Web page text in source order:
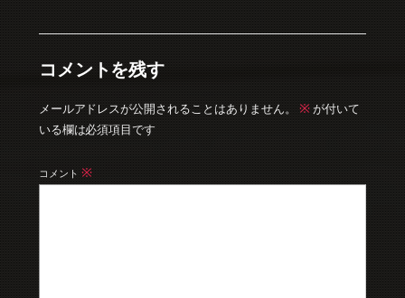
コメントを残す
メールアドレスが公開されることはありません。 ※ が付いて
いる欄は必須項目です
コメント ※